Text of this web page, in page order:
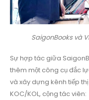
SaigonBooks và
Sự hợp tác giữa
thêm một công cụ đắc
và xây dựng kênh tiếp
KOC/KOL, cộng tác viên: